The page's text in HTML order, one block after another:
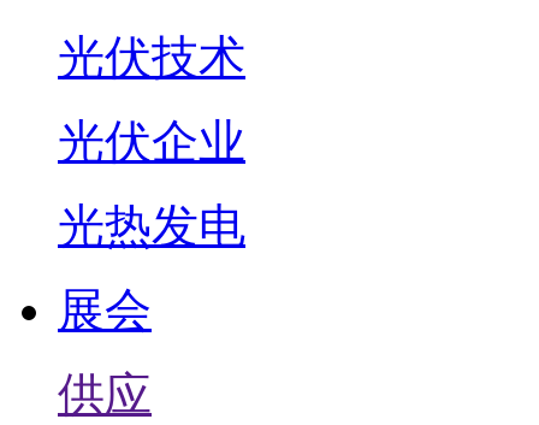
光伏技术
光伏企业
光热发电
展会
供应